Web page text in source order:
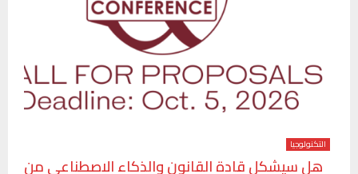
التكنولوجيا
هل سيشكل قادة القانون والذكاء الاصطناعي من